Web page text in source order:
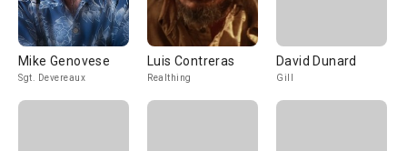
Mike Genovese
Sgt. Devereaux
Luis Contreras
Realthing
David Dunard
Gill